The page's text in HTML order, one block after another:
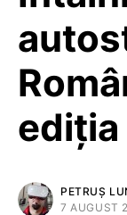
ediţia
PETRUȘ
7 AUGUST